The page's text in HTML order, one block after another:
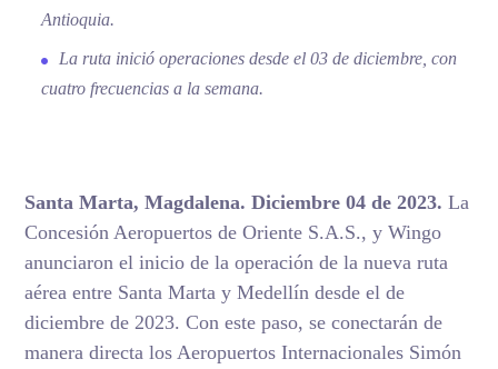
Antioquia.
La ruta inició operaciones desde el 03 de diciembre, con
cuatro frecuencias a la semana.
Santa Marta, Magdalena. Diciembre 04 de 2023.La
Concesión Aeropuertos de Oriente S.A.S., y Wingo
anunciaron el inicio de la operación de la nueva ruta
aérea entre Santa Marta y Medellín desde el de
diciembre de 2023. Con este paso, se conectarán de
manera directa los Aeropuertos Internacionales Simón